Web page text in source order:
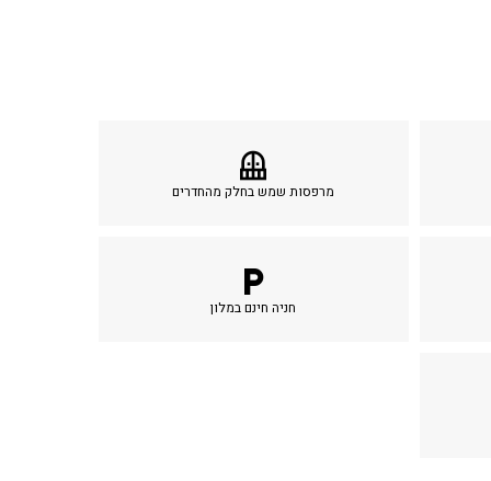
balcony
מרפסות שמש בחלק מהחדרים
local_parking
חניה חינם במלון